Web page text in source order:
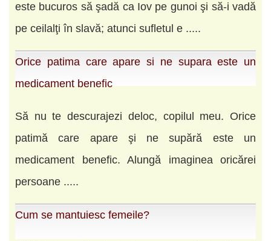
este bucuros să şadă ca Iov pe gunoi şi să-i vadă
pe ceilalţi în slavă; atunci sufletul e .....
Orice patima care apare si ne supara este un
medicament benefic
Să nu te descurajezi deloc, copilul meu. Orice
patimă care apare şi ne supără este un
medicament benefic. Alungă imaginea oricărei
persoane .....
Cum se mantuiesc femeile?